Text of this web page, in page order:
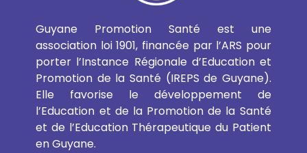
Guyane Promotion Santé est une
association loi 1901, financée par l’ARS pour
porter l’Instance Régionale d’Education et
Promotion de la Santé (IREPS de Guyane).
Elle favorise le développement de
l’Education et de la Promotion de la Santé
et de l’Education Thérapeutique du Patient
en Guyane.